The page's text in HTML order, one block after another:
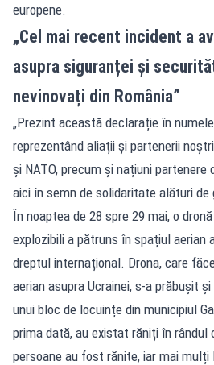
europene.
„Cel mai recent incident a
asupra siguranței și
nevinovați din România”
„Prezint această declarație în
reprezentând aliații și partenerii
și NATO, precum și națiuni partenere
aici în semn de solidaritate alături de
În noaptea de 28 spre 29 mai, o
explozibili a pătruns în spațiul aerian
dreptul internațional. Drona, care
aerian asupra Ucrainei, s-a prăbușit
unui bloc de locuințe din municipiul
prima dată, au existat răniți în rândul
persoane au fost rănite, iar mai mulți